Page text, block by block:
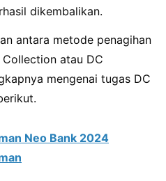
dikembalikan.
antara metode penagihan
atau DC
mengenai tugas DC
Neo Bank 2024